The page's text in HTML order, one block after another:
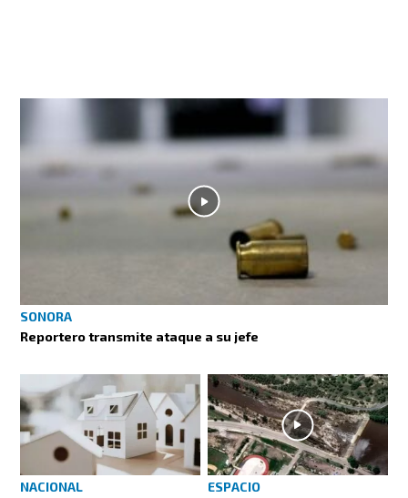
SONORA
Reportero transmite ataque a su jefe
NACIONAL
ESPACIO